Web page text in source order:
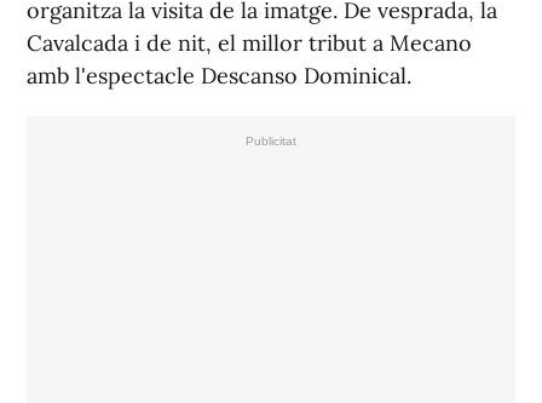
organitza la visita de la imatge. De vesprada, la
Cavalcada i de nit, el millor tribut a Mecano
amb l'espectacle Descanso Dominical.